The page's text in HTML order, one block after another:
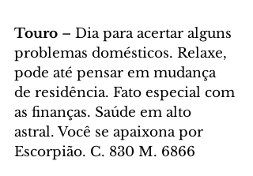
Touro – Dia para acertar alguns
problemas domésticos. Relaxe,
pode até pensar em mudança
de residência. Fato especial com
as finanças. Saúde em alto
astral. Você se apaixona por
Escorpião. C. 830 M. 6866